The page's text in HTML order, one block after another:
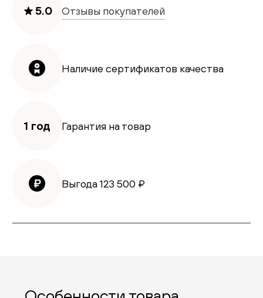
5.0 Отзывы покупателей
Наличие сертификатов качества
1 год Гарантия на товар
Выгода 123 500 ₽